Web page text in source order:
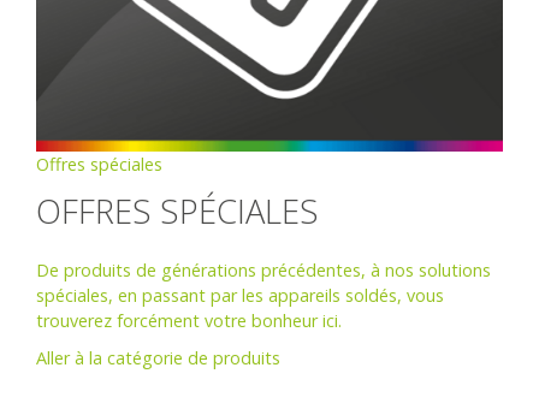
Offres spéciales
OFFRES SPÉCIALES
De produits de générations précédentes, à nos solutions
spéciales, en passant par les appareils soldés, vous
trouverez forcément votre bonheur ici.
Aller à la catégorie de produits